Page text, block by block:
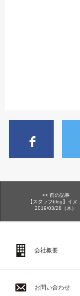
<< 前の記事
【スタッフblog】イヌ
2019/03/28（木）
会社概要
お問い合わせ